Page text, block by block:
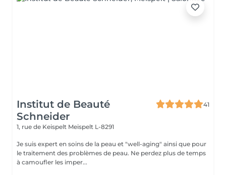
Institut de Beauté
Schneider
41
1, rue de Keispelt Meispelt L-8291
Je suis expert en soins de la peau et "well-aging" ainsi que pour
le traitement des problèmes de peau. Ne perdez plus de temps
à camoufler les imper...